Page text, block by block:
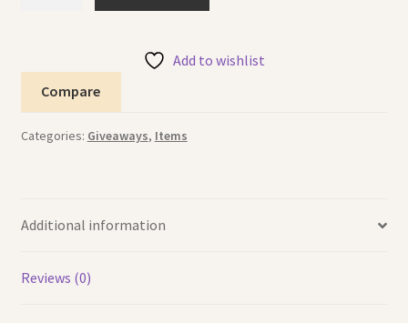
Add to wishlist
Compare
Categories: Giveaways, Items
Additional information
Reviews (0)